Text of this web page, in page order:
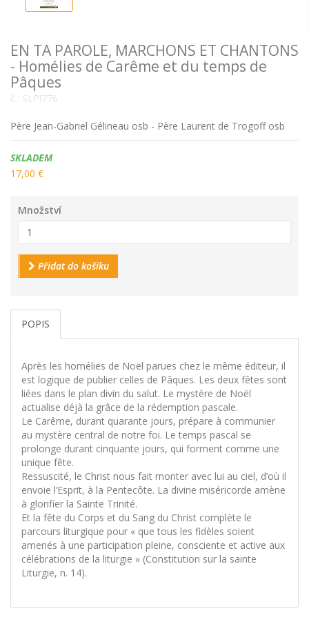
EN TA PAROLE, MARCHONS ET CHANTONS
- Homélies de Carême et du temps de
Pâques
č.: SLPl776
Père Jean-Gabriel Gélineau osb - Père Laurent de Trogoff osb
Dostupnost:
SKLADEM
17,00 €
Množství
Přidat do košíku
POPIS
Après les homélies de Noël parues chez le même éditeur, il
est logique de publier celles de Pâques. Les deux fêtes sont
liées dans le plan divin du salut. Le mystère de Noël
actualise déjà la grâce de la rédemption pascale.
Le Carême, durant quarante jours, prépare à communier
au mystère central de notre foi. Le temps pascal se
prolonge durant cinquante jours, qui forment comme une
unique fête.
Ressuscité, le Christ nous fait monter avec lui au ciel, d’où il
envoie l’Esprit, à la Pentecôte. La divine miséricorde amène
à glorifier la Sainte Trinité.
Et la fête du Corps et du Sang du Christ complète le
parcours liturgique pour « que tous les fidèles soient
amenés à une participation pleine, consciente et active aux
célébrations de la liturgie » (Constitution sur la sainte
Liturgie, n. 14).